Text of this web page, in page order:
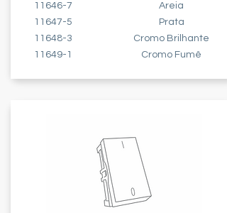
11646-7
11647-5
11648-3
11649-1
Areia
Prata
Cromo Brilhante
Cromo Fumê